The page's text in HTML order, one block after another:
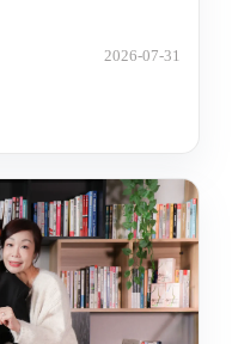
2026-07-31